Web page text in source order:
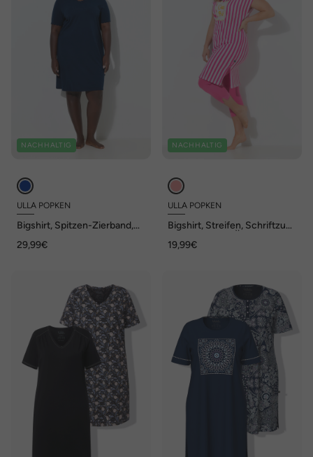
NACHHALTIG
ULLA POPKEN
Bigshirt, Spitzen-Zierband,
29,99€
NACHHALTIG
ULLA POPKEN
Bigshirt, Streifen, Schriftzug,
19,99€